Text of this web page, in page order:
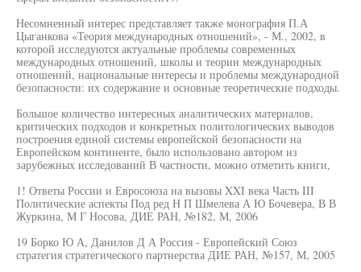
Несомненный интерес представляет также монография П.А
Цыганкова «Теория международных отношений», - М., 2002, в
которой исследуются актуальные проблемы современных
международных отношений, школы и теории международных
отношений, национальные интересы и проблемы международной
безопасности: их содержание и основные теоретические подходы.
Большое количество интересных аналитических материалов,
критических подходов и конкретных политологических выводов
построения единой системы европейской безопасности на
Европейском континенте, было использовано автором из
зарубежных исследований В частности, можно отметить книги,
1! Ответы России и Евросоюза на вызовы XXI века Часть III
Политические аспекты Под ред Н П Шмелева А Ю Бочевера, В В
Журкина, М Г Носова, ДИЕ РАН, №182, М, 2006
19 Борко Ю А, Данилов Д А Россия - Европейский Союз
стратегия стратегического партнерства ДИЕ РАН, №157, М, 2005